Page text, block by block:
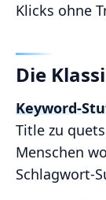
Klicks ohne
Die
Keyword-
Title zu
Menschen
Schlagwort-